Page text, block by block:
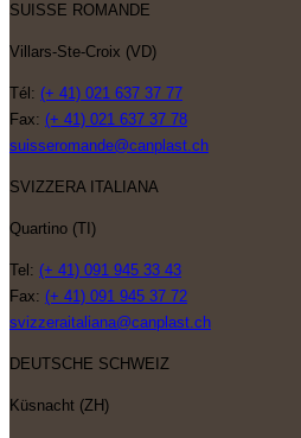
SUISSE ROMANDE
Villars-Ste-Croix (VD)
Tél: (+ 41) 021 637 37 77
Fax: (+ 41) 021 637 37 78
suisseromande@canplast.ch
SVIZZERA ITALIANA
Quartino (TI)
Tel: (+ 41) 091 945 33 43
Fax: (+ 41) 091 945 37 72
svizzeraitaliana@canplast.ch
DEUTSCHE SCHWEIZ
Küsnacht (ZH)